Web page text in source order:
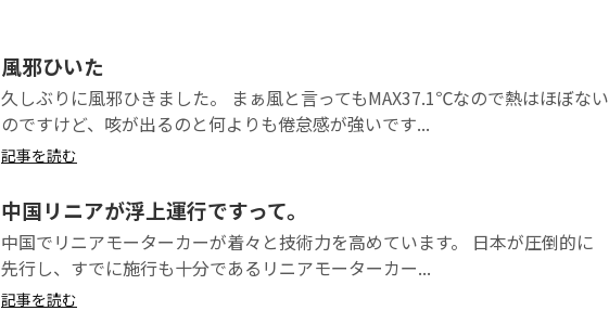
風邪ひいた
久しぶりに風邪ひきました。 まぁ風と言ってもMAX37.1℃なので熱はほぼない
のですけど、咳が出るのと何よりも倦怠感が強いです...
記事を読む
中国リニアが浮上運行ですって。
中国でリニアモーターカーが着々と技術力を高めています。 日本が圧倒的に
先行し、すでに施行も十分であるリニアモーターカー...
記事を読む